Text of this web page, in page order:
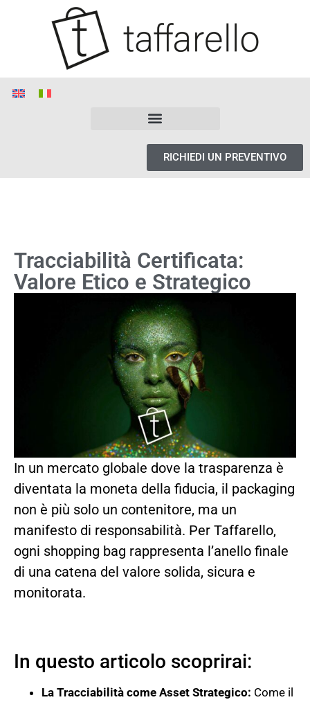
RICHIEDI UN PREVENTIVO
Tracciabilità Certificata:
Valore Etico e Strategico
In un mercato globale dove la trasparenza è
diventata la moneta della fiducia, il packaging
non è più solo un contenitore, ma un
manifesto di responsabilità. Per Taffarello,
ogni shopping bag rappresenta l’anello finale
di una catena del valore solida, sicura e
monitorata.
In questo articolo scoprirai:
La Tracciabilità come Asset Strategico: Come il